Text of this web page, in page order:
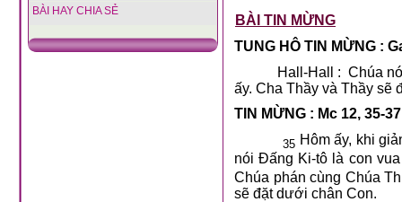
BÀI HAY CHIA SẺ
BÀI TIN MỪNG
TUNG HÔ TIN MỪNG :
Hall-Hall : Chúa
ấy. Cha Thầy và Thầy sẽ
TIN MỪNG : Mc 12, 35-37
35 Hôm ấy, khi
nói Đấng Ki-tô là con
Chúa phán cùng Chúa
sẽ đặt dưới chân Con.